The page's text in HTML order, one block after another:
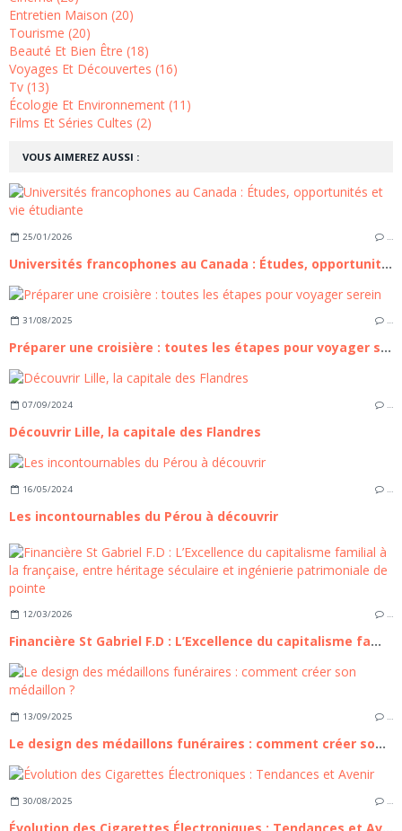
VOUS AIMEREZ AUSSI :
25/01/2026 …
Universités francophones au Canada : Études, opportunités et vie étudiante
31/08/2025 …
Préparer une croisière : toutes les étapes pour voyager serein
07/09/2024 …
Découvrir Lille, la capitale des Flandres
16/05/2024 …
Les incontournables du Pérou à découvrir
12/03/2026 …
Financière St Gabriel F.D : L’Excellence du capitalisme familial à la française, entre héritage séculaire et ingénierie patrimoniale de pointe
13/09/2025 …
Le design des médaillons funéraires : comment créer son médaillon ?
30/08/2025
Entretien Maison (20)
Tourisme (20)
Beauté Et Bien Être (18)
Voyages Et Découvertes (16)
Tv (13)
Écologie Et Environnement (11)
Films Et Séries Cultes (2)